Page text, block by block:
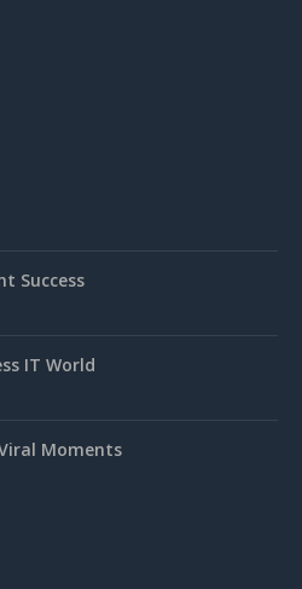
Success
IT World
Moments